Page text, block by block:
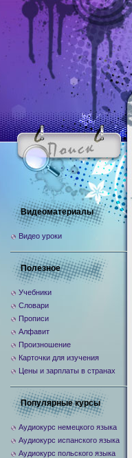
Видеоматериалы
Видео уроки
Полезное
Учебники
Словари
Прописи
Алфавит
Произношение
Карточки для изучения
Цены и зарплаты в странах
Популярные курсы
Аудиокурс немецкого языка
Аудиокурс испанского языка
Аудиокурс польского языка